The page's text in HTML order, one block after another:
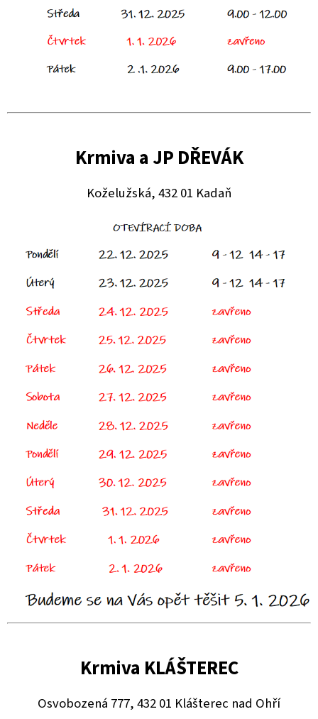
Krmiva a JP DŘEVÁK
Koželužská, 432 01 Kadaň
Krmiva KLÁŠTEREC
Osvobozená 777, 432 01 Klášterec nad Ohří